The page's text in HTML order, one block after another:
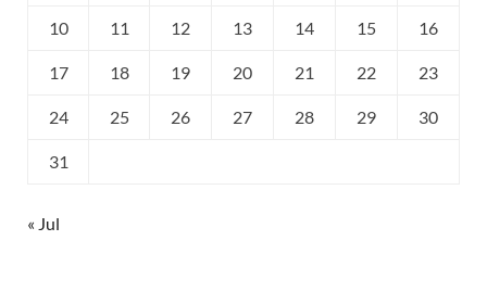
10 11 12 13 14 15 16
17 18 19 20 21 22 23
24 25 26 27 28 29 30
31
« Jul